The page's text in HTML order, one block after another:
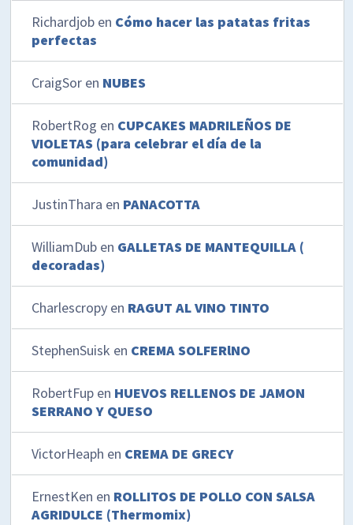
Richardjob en Cómo hacer las patatas fritas
perfectas
CraigSor en NUBES
RobertRog en CUPCAKES MADRILEÑOS DE
VIOLETAS (para celebrar el día de la
comunidad)
JustinThara en PANACOTTA
WilliamDub en GALLETAS DE MANTEQUILLA (
decoradas)
Charlescropy en RAGUT AL VINO TINTO
StephenSuisk en CREMA SOLFERlNO
RobertFup en HUEVOS RELLENOS DE JAMON
SERRANO Y QUESO
VictorHeaph en CREMA DE GRECY
ErnestKen en ROLLITOS DE POLLO CON SALSA
AGRIDULCE (Thermomix)